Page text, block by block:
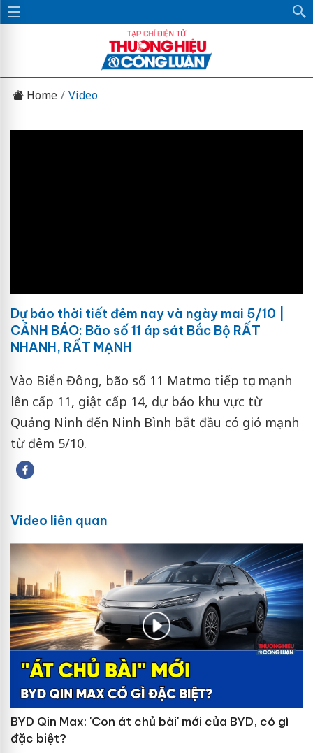
Home Video
Dự báo thời tiết đêm nay và ngày mai 5/10 |
CẢNH BÁO: Bão số 11 áp sát Bắc Bộ RẤT
NHANH, RẤT MẠNH
Vào Biển Đông, bão số 11 Matmo tiếp tục mạnh
lên cấp 11, giật cấp 14, dự báo khu vực từ
Quảng Ninh đến Ninh Bình bắt đầu có gió mạnh
từ đêm 5/10.
Video liên quan
BYD Qin Max: 'Con át chủ bài' mới của BYD, có gì
đặc biệt?